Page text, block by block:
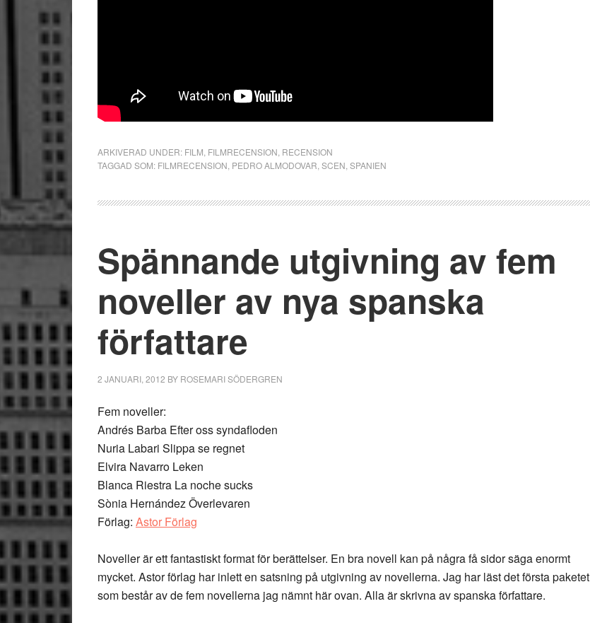
ARKIVERAD UNDER: FILM FILMRECENSION RECENSION
TAGGAD SOM: FILMRECENSION PEDRO ALMODOVAR SCEN SPANIEN
Spännande utgivning av fem
noveller av nya spanska
författare
2 JANUARI, 2012 BY ROSEMARI SÖDERGREN
Fem noveller:
Andrés Barba Efter oss syndafloden
Nuria Labari Slippa se regnet
Elvira Navarro Leken
Blanca Riestra La noche sucks
Sònia Hernández Överlevaren
Förlag: Astor Förlag
Noveller är ett fantastiskt format för berättelser. En bra novell kan på några få sidor säga enormt
mycket. Astor förlag har inlett en satsning på utgivning av novellerna. Jag har läst det första paketet
som består av de fem novellerna jag nämnt här ovan. Alla är skrivna av spanska författare.